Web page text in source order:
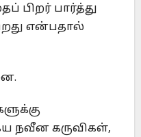
பிறர் பார்த்து
என்பதால்
நவீன கருவிகள்,